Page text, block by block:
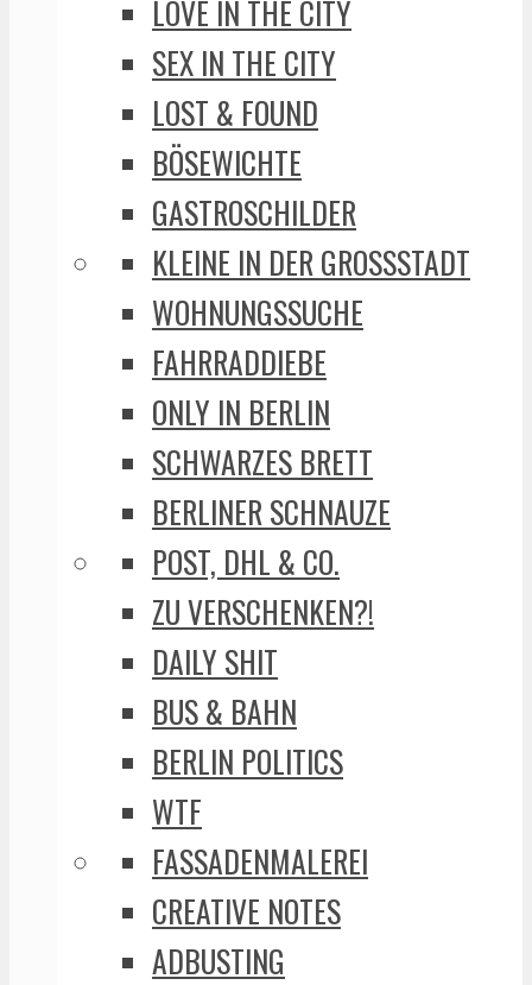
LOVE IN THE CITY
SEX IN THE CITY
LOST & FOUND
BÖSEWICHTE
GASTROSCHILDER
KLEINE IN DER GROSSSTADT
WOHNUNGSSUCHE
FAHRRADDIEBE
ONLY IN BERLIN
SCHWARZES BRETT
BERLINER SCHNAUZE
POST, DHL & CO.
ZU VERSCHENKEN?!
DAILY SHIT
BUS & BAHN
BERLIN POLITICS
WTF
FASSADENMALEREI
CREATIVE NOTES
ADBUSTING